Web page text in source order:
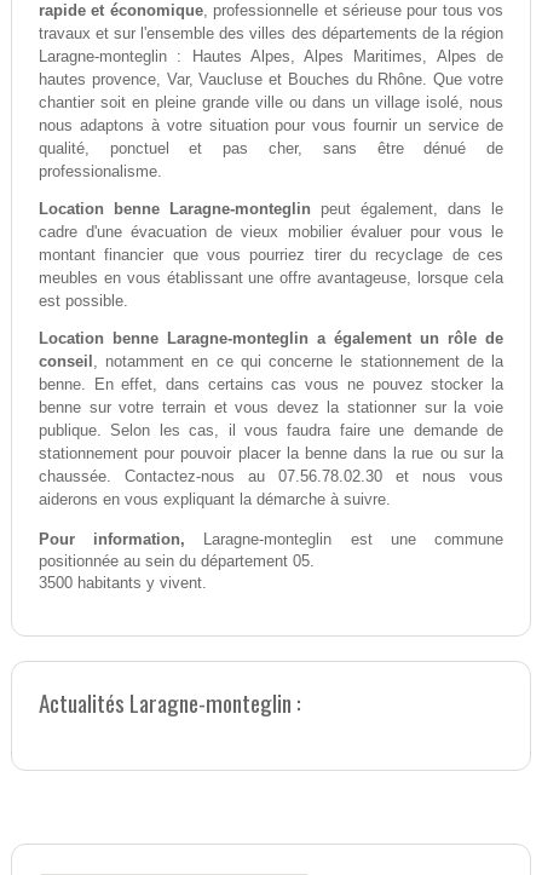
rapide et économique, professionnelle et sérieuse pour tous vos
travaux et sur l'ensemble des villes des départements de la région
Laragne-monteglin : Hautes Alpes, Alpes Maritimes, Alpes de
hautes provence, Var, Vaucluse et Bouches du Rhône. Que votre
chantier soit en pleine grande ville ou dans un village isolé, nous
nous adaptons à votre situation pour vous fournir un service de
qualité, ponctuel et pas cher, sans être dénué de
professionalisme.
Location benne Laragne-monteglin peut également, dans le
cadre d'une évacuation de vieux mobilier évaluer pour vous le
montant financier que vous pourriez tirer du recyclage de ces
meubles en vous établissant une offre avantageuse, lorsque cela
est possible.
Location benne Laragne-monteglin a également un rôle de
conseil , notamment en ce qui concerne le stationnement de la
benne. En effet, dans certains cas vous ne pouvez stocker la
benne sur votre terrain et vous devez la stationner sur la voie
publique. Selon les cas, il vous faudra faire une demande de
stationnement pour pouvoir placer la benne dans la rue ou sur la
chaussée. Contactez-nous au 07.56.78.02.30 et nous vous
aiderons en vous expliquant la démarche à suivre.
Pour information, Laragne-monteglin est une commune
positionnée au sein du département 05.
3500 habitants y vivent.
Actualités Laragne-monteglin :